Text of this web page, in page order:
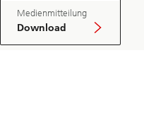
Medienmitteilung
Download